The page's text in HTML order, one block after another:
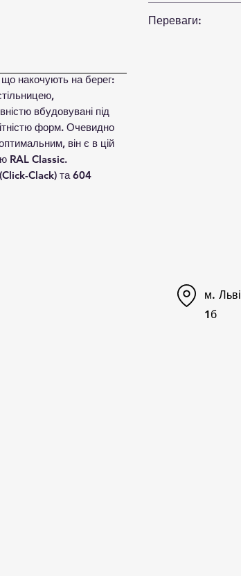
накочують на берег:
вбудовувані під
форм. Очевидно
він є в цій
RAL Classic.
Clack) та 604
Вага, кг: 5
Переваги:
м.
1б